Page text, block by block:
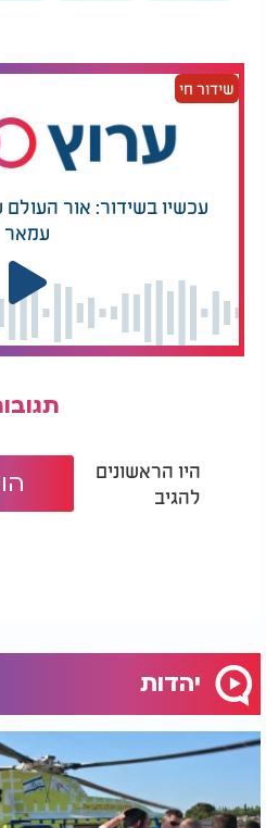
עונשה מרובה, כמו שאמרו:
פני השכינה - ואחת מהם כת
זה בעבר, שבעצם האדם
המתחנף כי הוא רוצה שיאהבו
שידור חי
עכשיו בשידור: אור
עמאר
היו הראשונים
להגיב
יהדות